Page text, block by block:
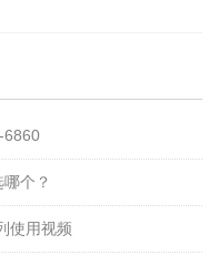
6860
个？
使用视频